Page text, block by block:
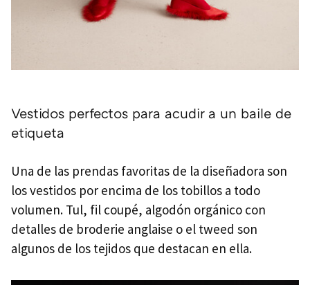
Vestidos perfectos para acudir a un baile de
etiqueta
Una de las prendas favoritas de la diseñadora son
los vestidos por encima de los tobillos a todo
volumen. Tul, fil coupé, algodón orgánico con
detalles de broderie anglaise o el tweed son
algunos de los tejidos que destacan en ella.